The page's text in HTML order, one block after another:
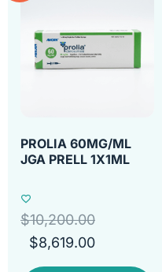
PROLIA 60MG/ML
JGA PRELL 1X1ML
$10,200.00
$8,619.00